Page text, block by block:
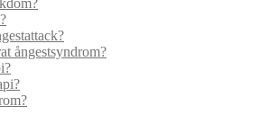
ångestsyndrom?